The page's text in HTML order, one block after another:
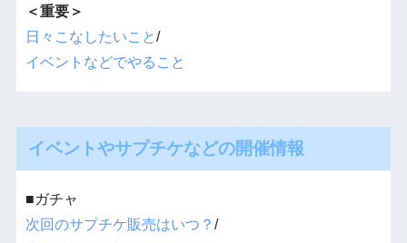
＜重要＞
日々こなしたいこと/
イベントなどでやること
イベントやサプチケなどの開催情報
■ガチャ
次回のサプチケ販売はいつ？ /